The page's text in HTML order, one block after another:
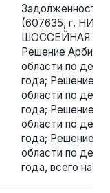
(607635, г.
ШОССЕЙНАЯ УЛ.,
Решение
области по
года; Решение
области по
года; Решение
области по
года; Решение
области по
года, всего на